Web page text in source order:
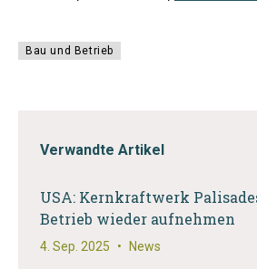
Bau und Betrieb
Verwandte Artikel
USA: Kernkraftwerk
Betrieb wieder aufnehmen
4. Sep. 2025 • News